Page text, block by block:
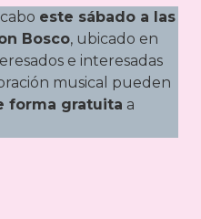
este sábado a las
Bosco, ubicado en
e interesadas
musical pueden
forma gratuita a